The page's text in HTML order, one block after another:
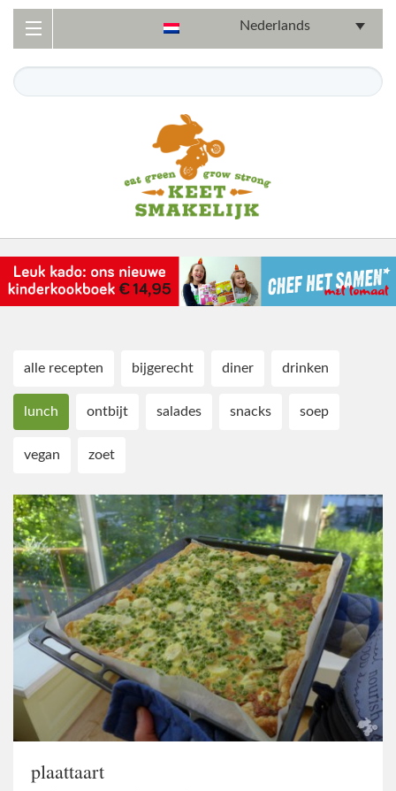
Nederlands
alle recepten bijgerecht diner drinken
lunch ontbijt salades snacks soep
vegan zoet
plaattaart